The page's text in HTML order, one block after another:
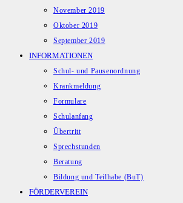
November 2019
Oktober 2019
September 2019
INFORMATIONEN
Schul- und Pausenordnung
Krankmeldung
Formulare
Schulanfang
Übertritt
Sprechstunden
Beratung
Bildung und Teilhabe (BuT)
FÖRDERVEREIN